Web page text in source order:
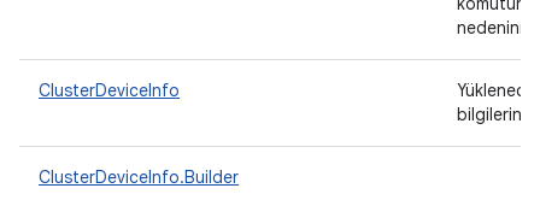
nedenini
ClusterDeviceInfo
bilgilerini
ClusterDeviceInfo.Builder